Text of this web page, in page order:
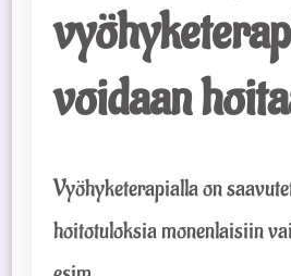
voidaan
Vyöhyketerapialla on
hoitotuloksia monenlaisiin